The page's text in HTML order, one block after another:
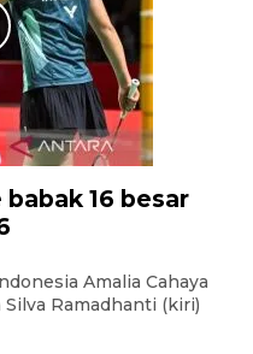
16 besar
Amalia Cahaya
Ramadhanti (kiri)